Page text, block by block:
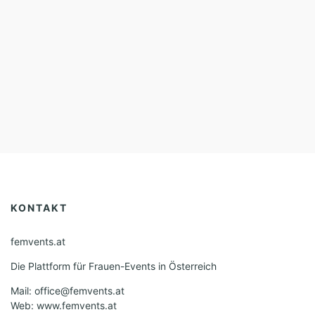
KONTAKT
femvents.at
Die Plattform für Frauen-Events in Österreich
Mail: office@femvents.at
Web: www.femvents.at